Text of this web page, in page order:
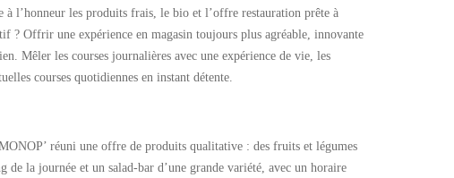
à l’honneur les produits frais, le bio et l’offre restauration prête à
? Offrir une expérience en magasin toujours plus agréable, innovante
Mêler les courses journalières avec une expérience de vie, les
courses quotidiennes en instant détente.
réuni une offre de produits qualitative : des fruits et légumes
la journée et un salad-bar d’une grande variété, avec un horaire